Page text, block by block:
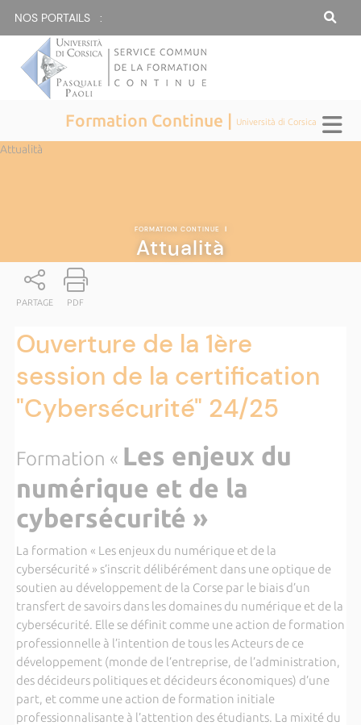
NOS PORTAILS :
Formation Continue | Università di Corsica
Attualità
FORMATION CONTINUE |
Attualità
PARTAGE PDF
Ouverture de la 1ère
session de la certification
"Cybersécurité" 24/25
Formation « Les enjeux du
numérique et de la
cybersécurité »
La formation « Les enjeux du numérique et de la
cybersécurité » s’inscrit délibérément dans une optique de
soutien au développement de la Corse par le biais d’un
transfert de savoirs dans les domaines du numérique et de la
cybersécurité. Elle se définit comme une action de formation
professionnelle à l’intention de tous les Acteurs de ce
développement (monde de l’entreprise, de l’administration,
des décideurs politiques et décideurs économiques) d’une
part, et comme une action de formation initiale
professionnalisante à l’attention des étudiants. La mixité du